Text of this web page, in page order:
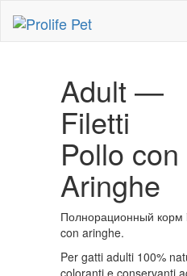
Adult —
Filetti
Pollo con
Aringhe
Полнорационный корм
con aringhe.
Per gatti adulti 100%
coloranti e conservanti